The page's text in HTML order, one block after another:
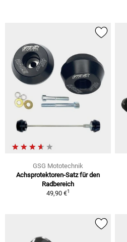
GSG Mototechnik
Achsprotektoren-Satz für den
Radbereich
49,90 €1